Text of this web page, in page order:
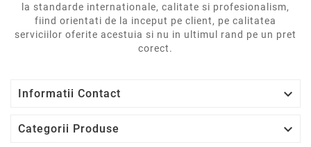
la standarde internationale, calitate si profesionalism,
fiind orientati de la inceput pe client, pe calitatea
serviciilor oferite acestuia si nu in ultimul rand pe un pret
corect.
Informatii Contact 
Categorii Produse 